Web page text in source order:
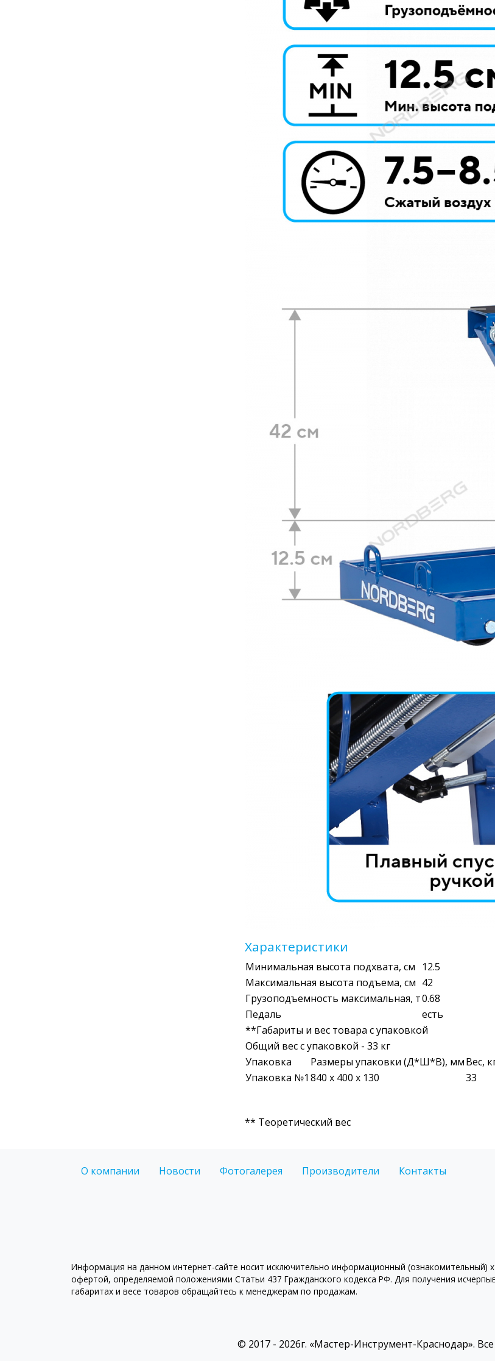
Характеристики
Минимальная высота подхвата, см
12.5
Максимальная высота подъема, см 42
Грузоподъемность максимальная, т0.68
Педаль
есть
**Габариты и вес товара с упаковкой
Общий вес с упаковкой - 33 кг
Упаковка
Размеры упаковки (Д*Ш*В), ммВес,
Упаковка №1 840 x 400 x 130 33
** Теоретический вес
О компании Новости Фотогалерея Производители Контакты
Информация на данном интернет-сайте носит исключительно информационный (ознакомительный)
офертой, определяемой положениями Статьи 437 Гражданского кодекса РФ. Для получения
габаритах и весе товаров обращайтесь к менеджерам по продажам.
© 2017 - 2026г. «Мастер-Инструмент-Краснодар».